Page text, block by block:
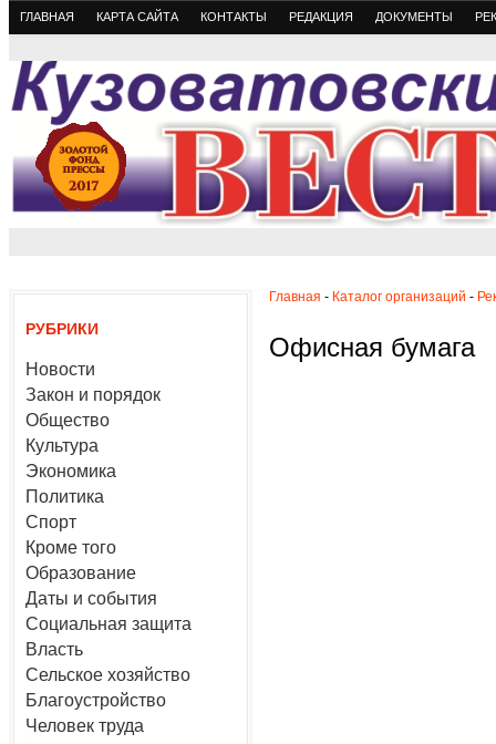
ГЛАВНАЯ КАРТА САЙТА КОНТАКТЫ РЕДАКЦИЯ ДОКУМЕНТЫ
РУБРИКИ
Новости
Закон и порядок
Общество
Культура
Экономика
Политика
Спорт
Кроме того
Образование
Даты и события
Социальная защита
Власть
Сельское хозяйство
Благоустройство
Человек труда
Главная - Каталог организаций -
Офисная бумага